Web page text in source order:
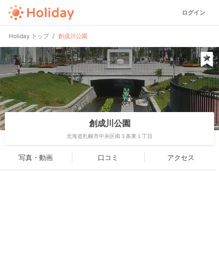
ログイン
Holiday トップ 創成川公園
創成川公園
北海道札幌市中央区南３条東１丁目
写真・動画 口コミ アクセス